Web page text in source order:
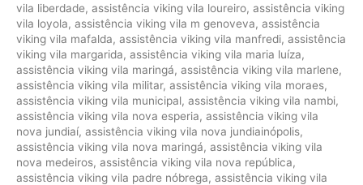
vila liberdade, assistência viking vila loureiro, assistência viking
vila loyola, assistência viking vila m genoveva, assistência
viking vila mafalda, assistência viking vila manfredi, assistência
viking vila margarida, assistência viking vila maria luíza,
assistência viking vila maringá, assistência viking vila marlene,
assistência viking vila militar, assistência viking vila moraes,
assistência viking vila municipal, assistência viking vila nambi,
assistência viking vila nova esperia, assistência viking vila
nova jundiaí, assistência viking vila nova jundiainópolis,
assistência viking vila nova maringá, assistência viking vila
nova medeiros, assistência viking vila nova república,
assistência viking vila padre nóbrega, assistência viking vila